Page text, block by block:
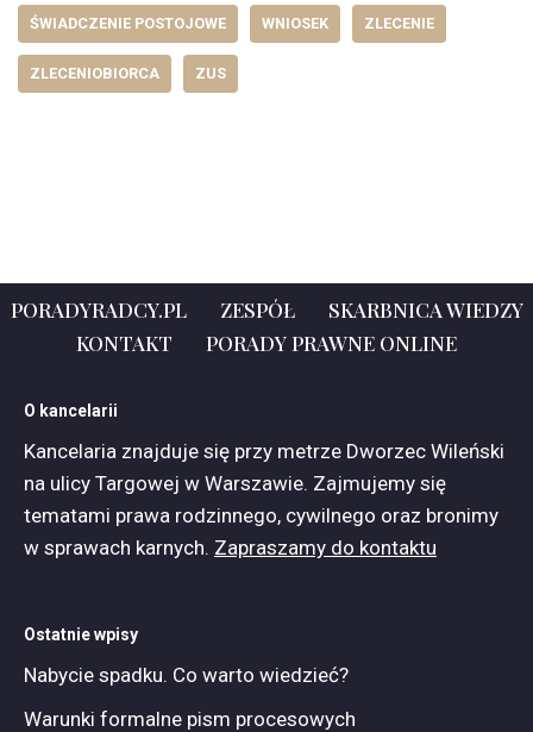
ŚWIADCZENIE POSTOJOWE WNIOSEK ZLECENIE
ZLECENIOBIORCA ZUS
PORADYRADCY.PL ZESPÓŁ
SKARBNICA WIEDZY
KONTAKT
PORADY PRAWNE ONLINE
O kancelarii
Kancelaria znajduje się przy metrze Dworzec Wileński
na ulicy Targowej w Warszawie. Zajmujemy się
tematami prawa rodzinnego, cywilnego oraz bronimy
w sprawach karnych. Zapraszamy do kontaktu
Ostatnie wpisy
Nabycie spadku. Co warto wiedzieć?
Warunki formalne pism procesowych